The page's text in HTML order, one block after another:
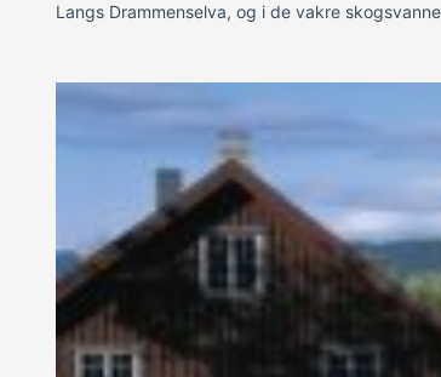
Langs Drammenselva, og i de vakre